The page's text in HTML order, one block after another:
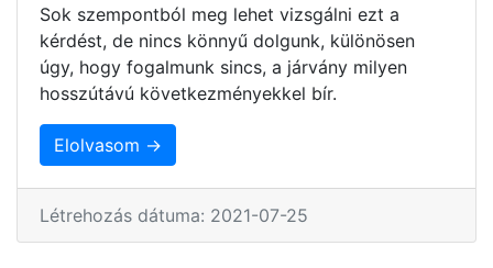
Sok szempontból meg lehet vizsgálni ezt a
kérdést, de nincs könnyű dolgunk, különösen
úgy, hogy fogalmunk sincs, a járvány milyen
hosszútávú következményekkel bír.
Elolvasom →
Létrehozás dátuma: 2021-07-25